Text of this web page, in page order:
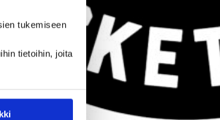
tukemiseen
tietoihin, joita
Stadium-
turnaukseen
Tampereelle